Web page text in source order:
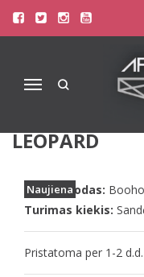
Navigacija
Pagrindinis
Paplūdimio
Maudymosi Kostiumėliai /
BOOHOO
LEOPARD
Naujiena
Prekės kodas:
Turimas kiekis:
Pristatoma per 1-2 d.d.